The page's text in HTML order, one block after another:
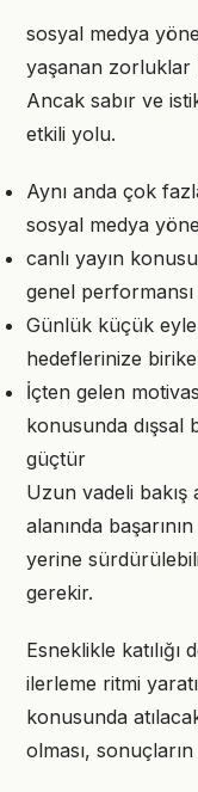
sosyal medya
yaşanan zorluklar
Ancak sabır ve
etkili yolu.
Aynı anda çok
sosyal medya
canlı yayın
genel
Günlük küçük
hedeflerinize
İçten gelen
konusunda dışsal
güçtür
Uzun vadeli bakış
alanında
yerine
gerekir.
Esneklikle
ilerleme ritmi
konusunda
olması, sonuçların